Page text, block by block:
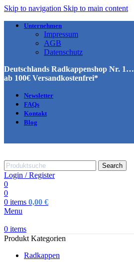
Skip to navigation Skip to main content
Unternehmen
Impressum
AGB
Datenschutz
Deutschlands Radkappenshop Nr. 1…
ab 100€ Versandkostenfrei*
Newsletter
FAQs
Kontakt
Blog
Search
Login / Register
0
0
0 items 0,00 €
Menu
0 items
Produkt Kategorien
Radkappen